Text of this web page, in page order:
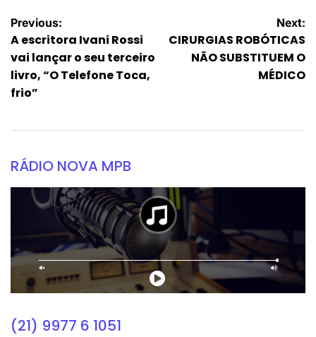
Previous:
A escritora Ivani Rossi
vai lançar o seu terceiro
livro, “O Telefone Toca,
frio”
Next:
CIRURGIAS ROBÓTICAS
NÃO SUBSTITUEM O
MÉDICO
RÁDIO NOVA MPB
(21) 9977 6 1051